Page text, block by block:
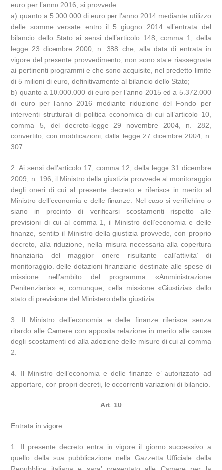
euro per l’anno 2016, si provvede:
a) quanto a 5.000.000 di euro per l’anno 2014 mediante utilizzo
delle somme versate entro il 5 giugno 2014 all’entrata del
bilancio dello Stato ai sensi dell’articolo 148, comma 1, della
legge 23 dicembre 2000, n. 388 che, alla data di entrata in
vigore del presente provvedimento, non sono state riassegnate
ai pertinenti programmi e che sono acquisite, nel predetto limite
di 5 milioni di euro, definitivamente al bilancio dello Stato;
b) quanto a 10.000.000 di euro per l’anno 2015 ed a 5.372.000
di euro per l’anno 2016 mediante riduzione del Fondo per
interventi strutturali di politica economica di cui all’articolo 10,
comma 5, del decreto-legge 29 novembre 2004, n. 282,
convertito, con modificazioni, dalla legge 27 dicembre 2004, n.
307.
2. Ai sensi dell’articolo 17, comma 12, della legge 31 dicembre
2009, n. 196, il Ministro della giustizia provvede al monitoraggio
degli oneri di cui al presente decreto e riferisce in merito al
Ministro dell’economia e delle finanze. Nel caso si verifichino o
siano in procinto di verificarsi scostamenti rispetto alle
previsioni di cui al comma 1, il Ministro dell’economia e delle
finanze, sentito il Ministro della giustizia provvede, con proprio
decreto, alla riduzione, nella misura necessaria alla copertura
finanziaria del maggior onere risultante dall’attivita’ di
monitoraggio, delle dotazioni finanziarie destinate alle spese di
missione nell’ambito del programma «Amministrazione
Penitenziaria» e, comunque, della missione «Giustizia» dello
stato di previsione del Ministero della giustizia.
3. Il Ministro dell’economia e delle finanze riferisce senza
ritardo alle Camere con apposita relazione in merito alle cause
degli scostamenti ed alla adozione delle misure di cui al comma
2.
4. Il Ministro dell’economia e delle finanze e’ autorizzato ad
apportare, con propri decreti, le occorrenti variazioni di bilancio.
Art. 10
Entrata in vigore
1. Il presente decreto entra in vigore il giorno successivo a
quello della sua pubblicazione nella Gazzetta Ufficiale della